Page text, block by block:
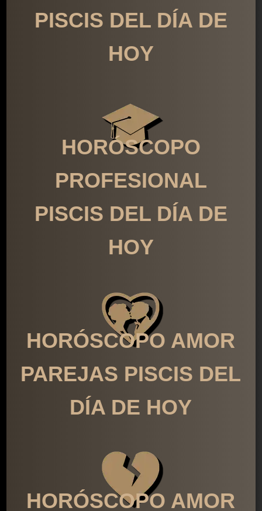
PISCIS DEL DÍA DE
HOY
HORÓSCOPO
PROFESIONAL
PISCIS DEL DÍA DE
HOY
HORÓSCOPO AMOR
PAREJAS PISCIS DEL
DÍA DE HOY
HORÓSCOPO AMOR